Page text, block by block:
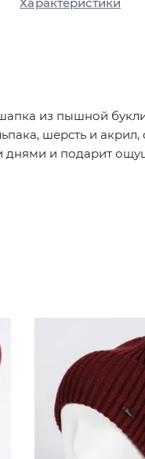
из пышной
шерсть и акрил,
и подарит